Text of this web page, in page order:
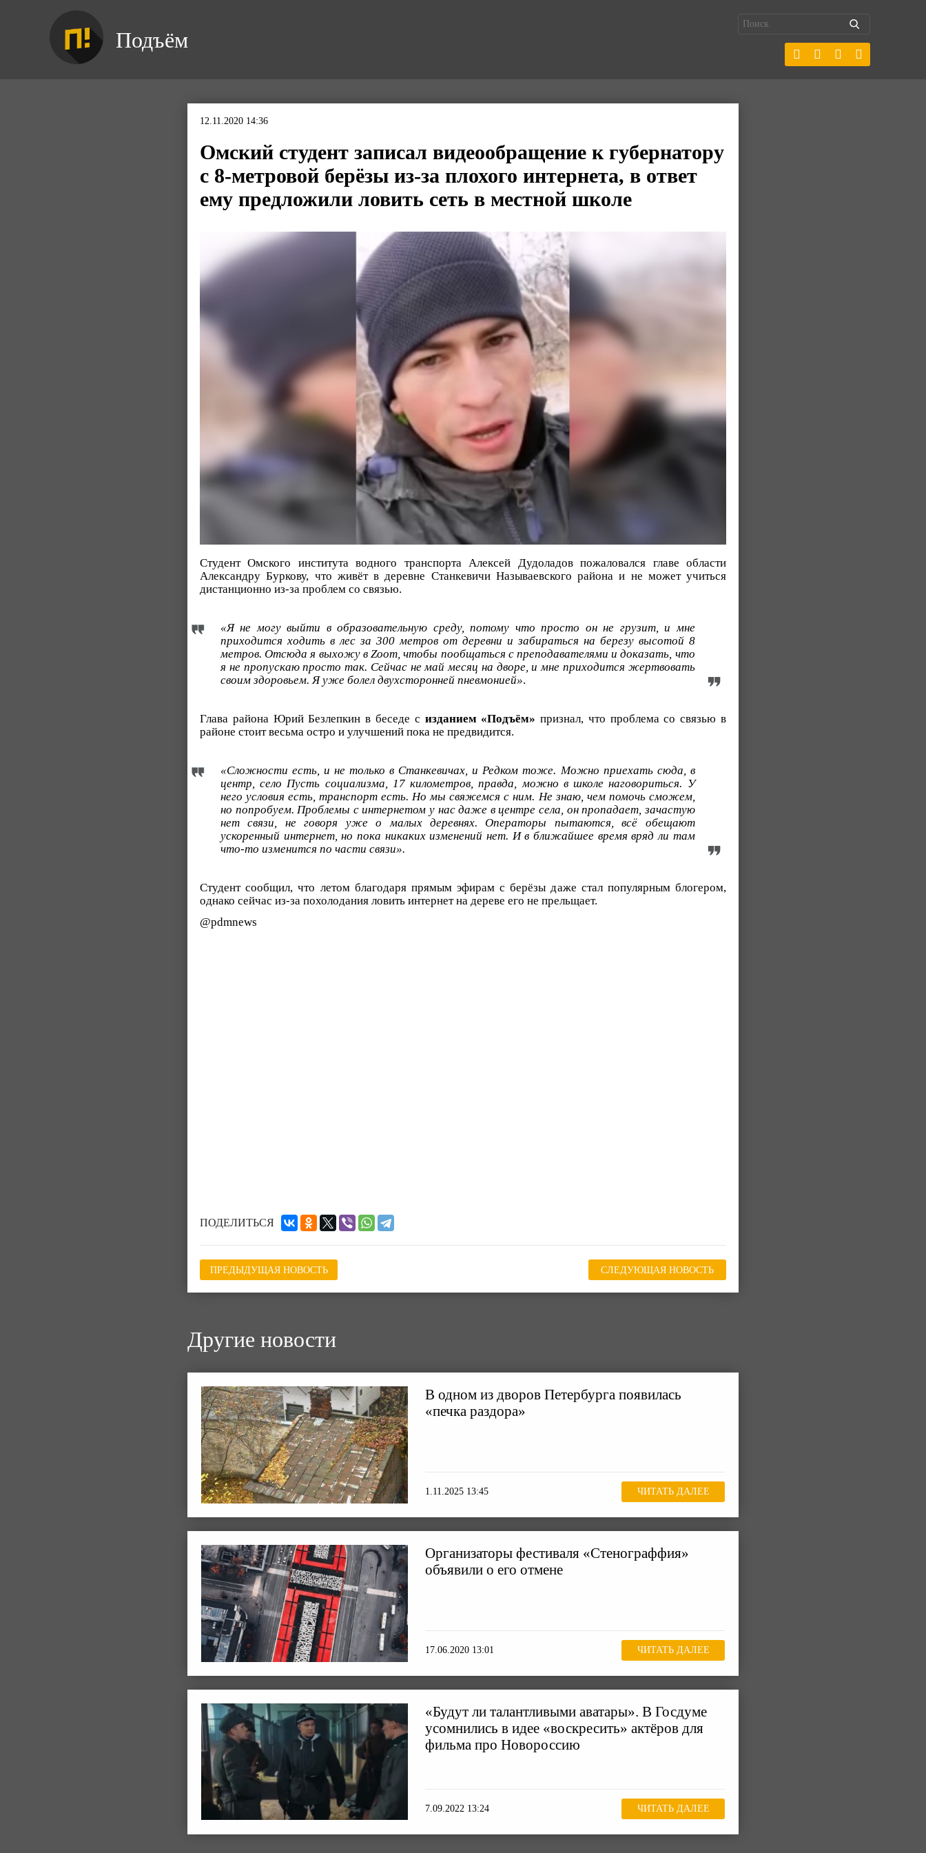
Подъём
12.11.2020 14:36
Омский студент записал видеообращение к губернатору
с 8-метровой берёзы из-за плохого интернета, в ответ
ему предложили ловить сеть в местной школе
Студент Омского института водного транспорта Алексей Дудоладов пожаловался главе области
Александру Буркову, что живёт в деревне Станкевичи Называевского района и не может учиться
дистанционно из-за проблем со связью.
«Я не могу выйти в образовательную среду, потому что просто он не грузит, и мне
приходится ходить в лес за 300 метров от деревни и забираться на березу высотой 8
метров. Отсюда я выхожу в Zoom, чтобы пообщаться с преподавателями и доказать, что
я не пропускаю просто так. Сейчас не май месяц на дворе, и мне приходится жертвовать
своим здоровьем. Я уже болел двухсторонней пневмонией».
Глава района Юрий Безлепкин в беседе с изданием «Подъём» признал, что проблема со связью в
районе стоит весьма остро и улучшений пока не предвидится.
«Сложности есть, и не только в Станкевичах, и Редком тоже. Можно приехать сюда, в
центр, село Пусть социализма, 17 километров, правда, можно в школе наговориться. У
него условия есть, транспорт есть. Но мы свяжемся с ним. Не знаю, чем помочь сможем,
но попробуем. Проблемы с интернетом у нас даже в центре села, он пропадает, зачастую
нет связи, не говоря уже о малых деревнях. Операторы пытаются, всё обещают
ускоренный интернет, но пока никаких изменений нет. И в ближайшее время вряд ли там
что-то изменится по части связи».
Студент сообщил, что летом благодаря прямым эфирам с берёзы даже стал популярным блогером,
однако сейчас из-за похолодания ловить интернет на дереве его не прельщает.
@pdmnews
ПОДЕЛИТЬСЯ
ПРЕДЫДУЩАЯ НОВОСТЬ СЛЕДУЮЩАЯ НОВОСТЬ
Другие новости
В одном из дворов Петербурга появилась
«печка раздора»
1.11.2025 13:45 ЧИТАТЬ ДАЛЕЕ
Организаторы фестиваля «Стенограффия»
объявили о его отмене
17.06.2020 13:01 ЧИТАТЬ ДАЛЕЕ
«Будут ли талантливыми аватары». В Госдуме
усомнились в идее «воскресить» актёров для
фильма про Новороссию
7.09.2022 13:24 ЧИТАТЬ ДАЛЕЕ